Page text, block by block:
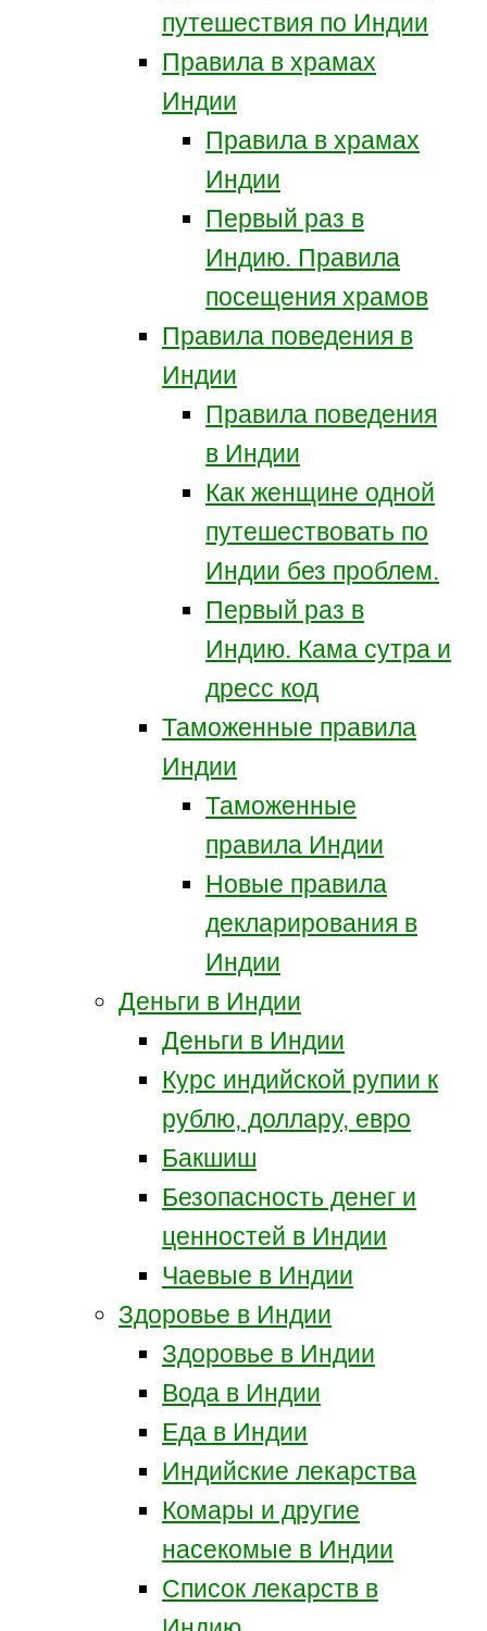
путешествия по Индии
Правила в храмах
Индии
Правила в храмах
Индии
Первый раз в
Индию. Правила
посещения храмов
Правила поведения в
Индии
Правила поведения
в Индии
Как женщине одной
путешествовать по
Индии без проблем.
Первый раз в
Индию. Кама сутра и
дресс код
Таможенные правила
Индии
Таможенные
правила Индии
Новые правила
декларирования в
Индии
Деньги в Индии
Деньги в Индии
Курс индийской рупии к
рублю, доллару, евро
Бакшиш
Безопасность денег и
ценностей в Индии
Чаевые в Индии
Здоровье в Индии
Здоровье в Индии
Вода в Индии
Еда в Индии
Индийские лекарства
Комары и другие
насекомые в Индии
Список лекарств в